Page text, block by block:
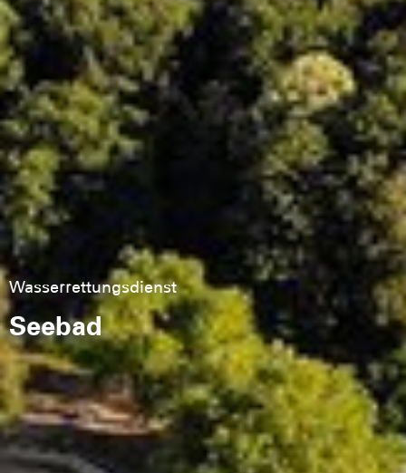
Wasserrettungsdienst
Seebad